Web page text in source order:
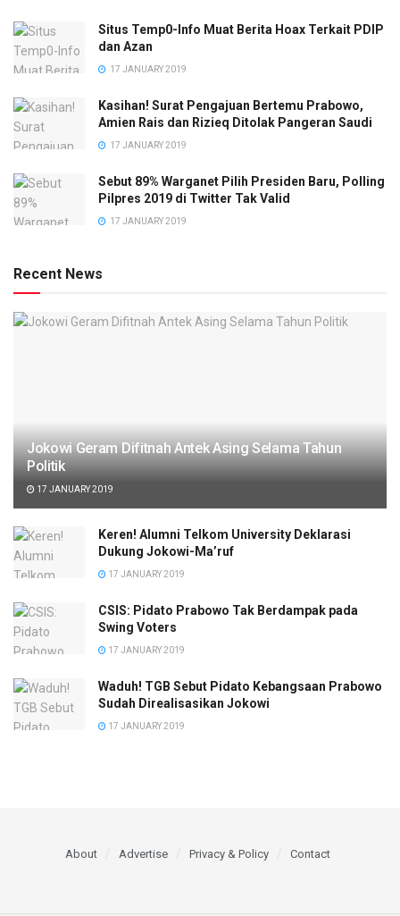
Situs Temp0-Info Muat Berita Hoax Terkait PDIP
dan Azan
17 JANUARY 2019
Kasihan! Surat Pengajuan Bertemu Prabowo,
Amien Rais dan Rizieq Ditolak Pangeran Saudi
17 JANUARY 2019
Sebut 89% Warganet Pilih Presiden Baru, Polling
Pilpres 2019 di Twitter Tak Valid
17 JANUARY 2019
Recent News
Jokowi Geram Difitnah Antek Asing Selama Tahun
Politik
17 JANUARY 2019
Keren! Alumni Telkom University Deklarasi
Dukung Jokowi-Ma’ruf
17 JANUARY 2019
CSIS: Pidato Prabowo Tak Berdampak pada
Swing Voters
17 JANUARY 2019
Waduh! TGB Sebut Pidato Kebangsaan Prabowo
Sudah Direalisasikan Jokowi
17 JANUARY 2019
About Advertise Privacy & Policy Contact